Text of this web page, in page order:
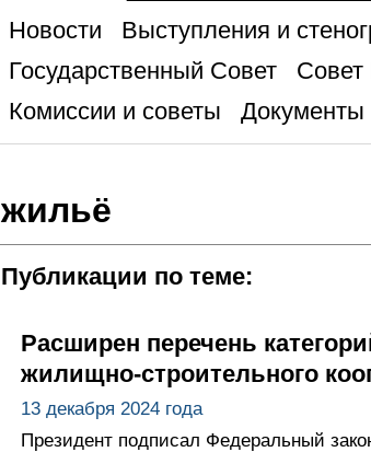
Новости Выступления и
Государственный Совет
Совет
Комиссии и советы
Документы
жильё
Публикации по теме:
Расширен перечень
жилищно-строительного
13 декабря 2024 года
Президент подписал Федеральный